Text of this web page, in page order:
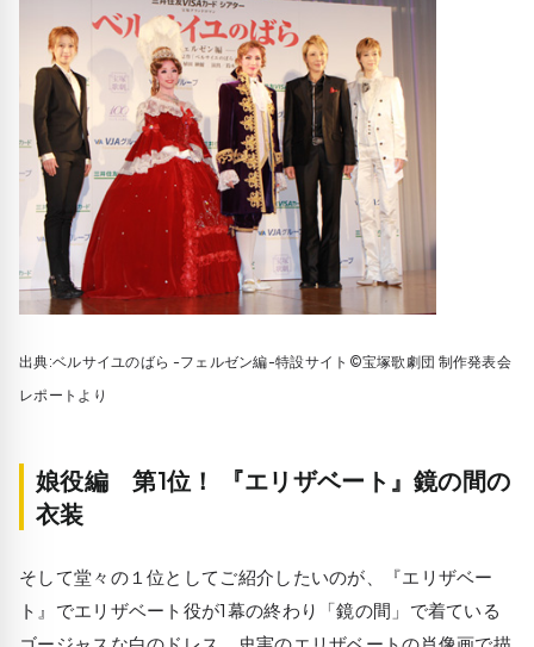
出典:ベルサイユのばら -フェルゼン編-特設サイト©宝塚歌劇団 制作発表会
レポートより
娘役編 第1位！ 『エリザベート』鏡の間の
衣装
そして堂々の１位としてご紹介したいのが、『エリザベー
ト』でエリザベート役が1幕の終わり「鏡の間」で着ている